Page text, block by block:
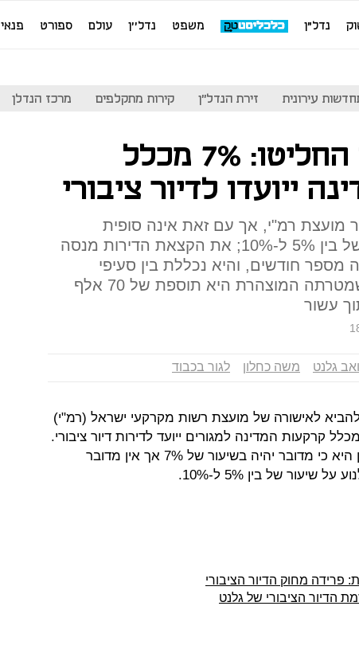
נדל"ן משפט נדל''ן עולם ספורט פנאי
עירונית זירת הנדל"ן קירות מתקלפים מרכז הנדלן
כחלון וגלנט החליטו: 7% מכלל
ייועדו לדיור ציבורי
מועצת רמ"י, אך עם זאת אינה סופית
ועשויה לנוע על שיעור של בין 5% ל-10%; את הקצאת הדירות מנסה
מספר חודשים, והיא נכללת בין סעיפי
תוכנית "לגור בכבוד", שמטרתה המוצהרת היא תוספת של 70 אלף
עשור
גלנט משה כחלון לגור בכבוד
לאישורה של מועצת רשות מקרקעי ישראל (רמ"י)
קרקעות המדינה למגורים ייועד לדירות דיור ציבורי.
ההערכה בסביבתו של כחלון היא כי מדובר יהיה בשיעור של 7% אך אין מדובר
של בין 5% ל-10%.
פרידה מחוק הדיור הציבורי
הדיור הציבורי של גלנט